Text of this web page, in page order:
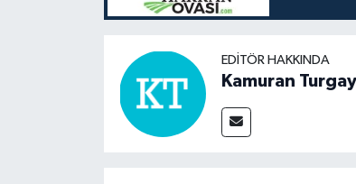
EDITÖR HAKKINDA
Kamuran Turgay